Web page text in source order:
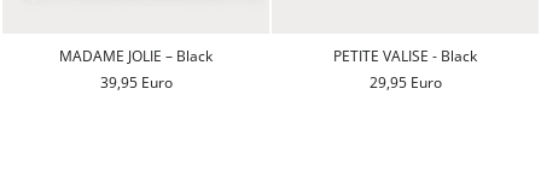
MADAME JOLIE – Black
39,95 Euro
PETITE VALISE - Black
29,95 Euro